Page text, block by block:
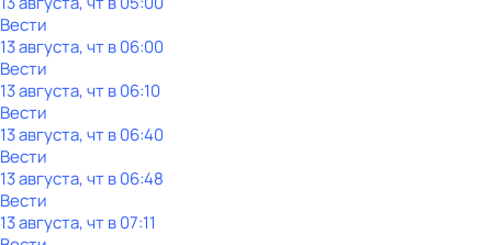
Вести
13 августа, чт в 06:00
Вести
13 августа, чт в 06:10
Вести
13 августа, чт в 06:40
Вести
13 августа, чт в 06:48
Вести
13 августа, чт в 07:11